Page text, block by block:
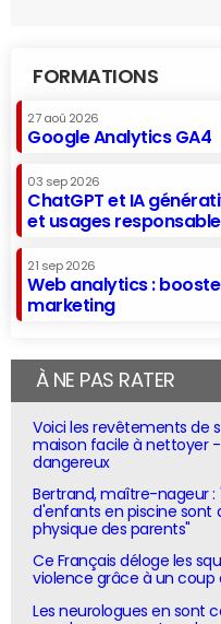
FORMATIONS
27 aoû 2026
Google Analytics GA4
03 sep 2026
ChatGPT et IA
et usages
21 sep 2026
Web analytics :
marketing
À NE PAS RATER
Voici les revêtements de
maison facile à nettoyer
dangereux
Bertrand, maître-nageur :
d'enfants en piscine sont
physique des parents"
Ce Français déloge les
violence grâce à un
Les neurologues en sont